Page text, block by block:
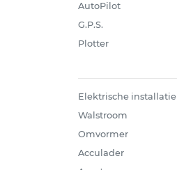
AutoPilot
G.P.S.
Plotter
Elektrische installatie
Walstroom
Omvormer
Acculader